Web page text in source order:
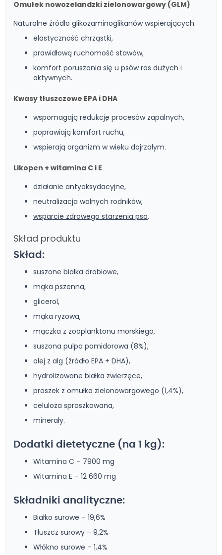
Omułek nowozelandzki zielonowargowy (GLM)
Naturalne źródło glikozaminoglikanów wspierających:
elastyczność chrząstki,
prawidłową ruchomość stawów,
komfort poruszania się u psów ras dużych i
aktywnych.
Kwasy tłuszczowe EPA i DHA
wspomagają redukcję procesów zapalnych,
poprawiają komfort ruchu,
wspierają organizm w wieku dojrzałym.
Likopen + witamina C i E
działanie antyoksydacyjne,
neutralizacja wolnych rodników,
wsparcie zdrowego starzenia psa.
Skład produktu
Skład:
suszone białka drobiowe,
mąka pszenna,
glicerol,
mąka ryżowa,
mączka z zooplanktonu morskiego,
suszona pulpa pomidorowa (8%),
olej z alg (źródło EPA + DHA),
hydrolizowane białka zwierzęce,
proszek z omułka zielonowargowego (1,4%),
celuloza sproszkowana,
minerały.
Dodatki dietetyczne (na 1 kg):
Witamina C – 7900 mg
Witamina E – 12 660 mg
Składniki analityczne:
Białko surowe – 19,6%
Tłuszcz surowy – 9,2%
Włókno surowe – 1,4%